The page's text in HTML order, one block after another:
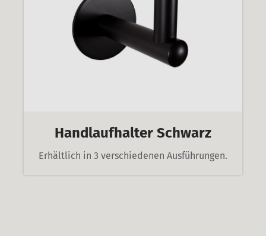
Handlaufhalter Schwarz
Erhältlich in 3 verschiedenen Ausführungen.